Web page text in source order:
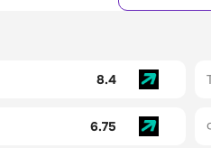
8.4
6.75